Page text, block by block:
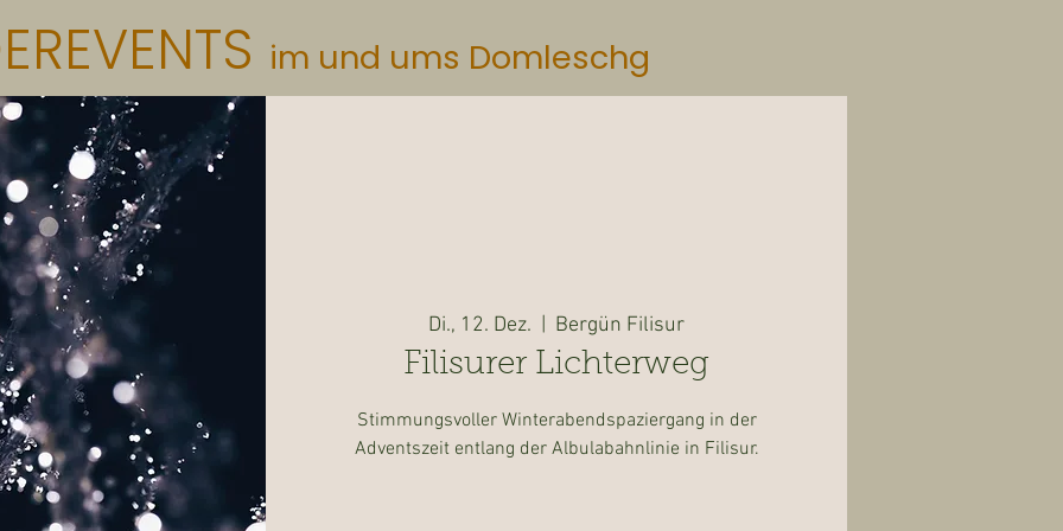
im und ums Domleschg
Di., 12. Dez. Bergün Filisur
Filisurer Lichterweg
Stimmungsvoller Winterabendspaziergang in der
Adventszeit entlang der Albulabahnlinie in Filisur.